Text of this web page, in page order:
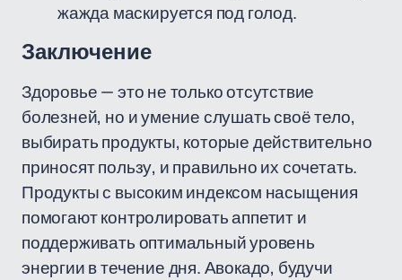
жажда маскируется под голод.
Заключение
Здоровье — это не только отсутствие
болезней, но и умение слушать своё тело,
выбирать продукты, которые действительно
приносят пользу, и правильно их сочетать.
Продукты с высоким индексом насыщения
помогают контролировать аппетит и
поддерживать оптимальный уровень
энергии в течение дня. Авокадо, будучи